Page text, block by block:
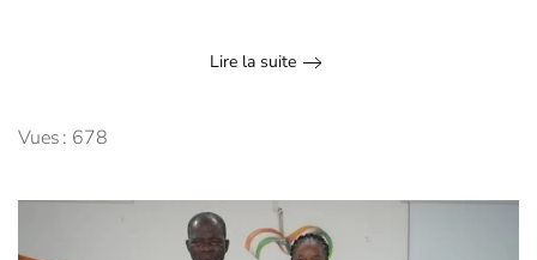
Lire la suite
Vues : 678